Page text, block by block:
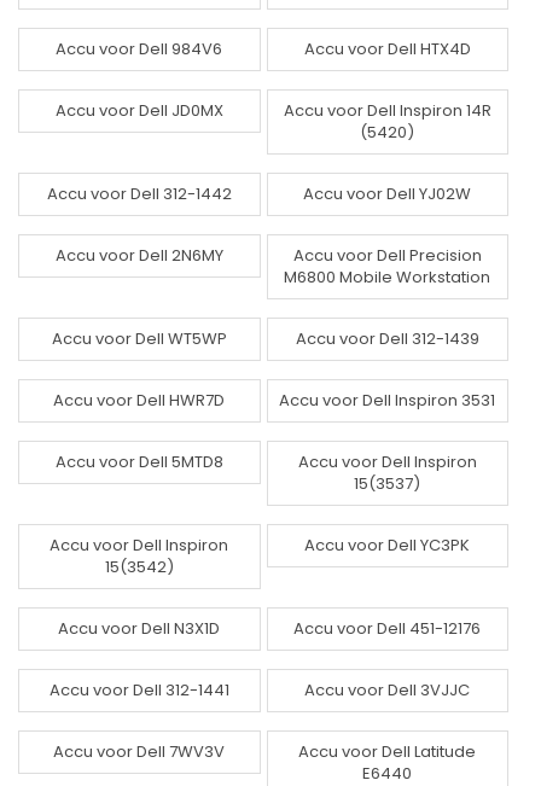
Accu voor Dell 984V6 Accu voor Dell HTX4D
Accu voor Dell JD0MX
Accu voor Dell Inspiron 14R
(5420)
Accu voor Dell 312-1442 Accu voor Dell YJ02W
Accu voor Dell 2N6MY
Accu voor Dell Precision
M6800 Mobile Workstation
Accu voor Dell WT5WP Accu voor Dell 312-1439
Accu voor Dell HWR7D Accu voor Dell Inspiron 3531
Accu voor Dell 5MTD8
Accu voor Dell Inspiron
15(3537)
Accu voor Dell Inspiron
15(3542)
Accu voor Dell YC3PK
Accu voor Dell N3X1D Accu voor Dell 451-12176
Accu voor Dell 312-1441 Accu voor Dell 3VJJC
Accu voor Dell 7WV3V
Accu voor Dell Latitude
E6440